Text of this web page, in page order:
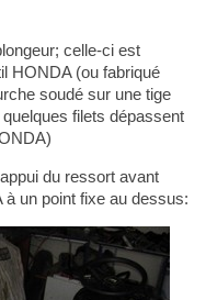
celle-ci est
HONDA (ou fabriqué
soudé sur une tige
filets dépassent
du ressort avant
un point fixe au dessus: